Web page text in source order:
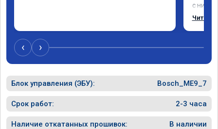
с
Одни
Читать
‹ ›
Блок управления (ЭБУ): Bosch_ME9_7
Срок работ: 2-3 часа
Наличие откатанных прошивок: В наличии